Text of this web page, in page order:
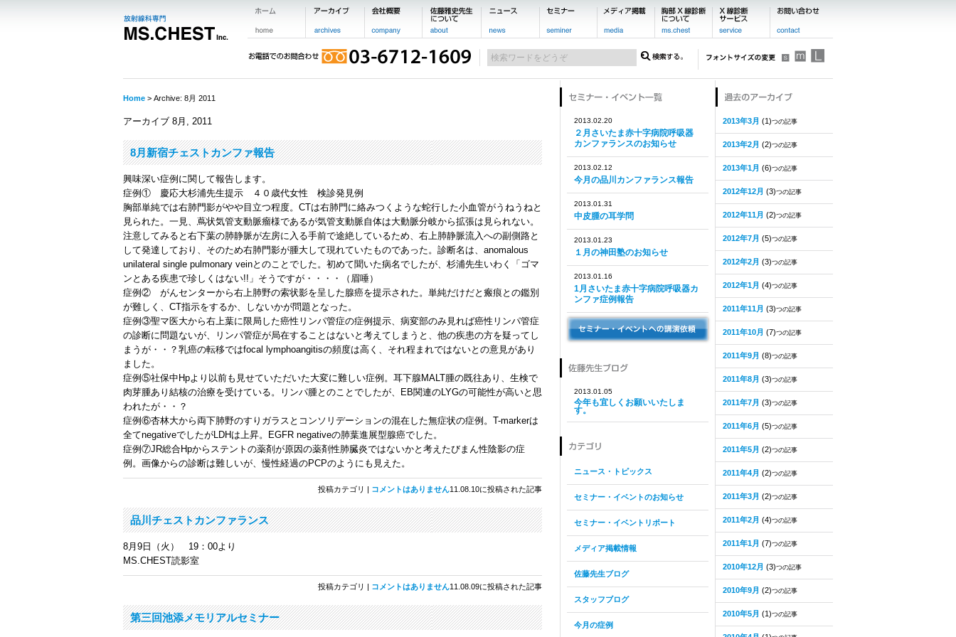
Home > Archive: 8月 2011
アーカイブ 8月, 2011
8月新宿チェストカンファ報告
興味深い症例に関して報告します。
症例① 慶応大杉浦先生提示 ４０歳代女性 検診発見例
胸部単純では右肺門影がやや目立つ程度。CTは右肺門に絡みつくような蛇行した小血管がうねうねと
見られた。一見、蔦状気管支動脈瘤様であるが気管支動脈自体は大動脈分岐から拡張は見られない。
注意してみると右下葉の肺静脈が左房に入る手前で途絶しているため、右上肺静脈流入への副側路と
して発達しており、そのため右肺門影が腫大して現れていたものであった。診断名は、 anomalous
unilateral single pulmonary veinとのことでした。初めて聞いた病名でしたが、杉浦先生いわく「ゴマ
ンとある疾患で珍しくはない!!」そうですが・・・・（眉唾）
症例② がんセンターから右上肺野の索状影を呈した腺癌を提示された。単純だけだと瘢痕との鑑別
が難しく、CT指示をするか、しないかが問題となった。
症例③聖マ医大から右上葉に限局した癌性リンパ管症の症例提示、病変部のみ見れば癌性リンパ管症
の診断に問題ないが、リンパ管症が局在することはないと考えてしまうと、他の疾患の方を疑ってし
まうが・・？乳癌の転移ではfocal lymphoangitisの頻度は高く、それ程まれではないとの意見があり
ました。
症例⑤社保中Hpより以前も見せていただいた大変に難しい症例。耳下腺MALT腫の既往あり、生検で
肉芽腫あり結核の治療を受けている。リンパ腫とのことでしたが、EB関連のLYGの可能性が高いと思
われたが・・？
症例⑥杏林大から両下肺野のすりガラスとコンソリデーションの混在した無症状の症例。T-markerは
全てnegativeでしたがLDHは上昇。EGFR negativeの肺葉進展型腺癌でした。
症例⑦JR総合Hpからステントの薬剤が原因の薬剤性肺臓炎ではないかと考えたびまん性陰影の症
例。画像からの診断は難しいが、慢性経過のPCPのようにも見えた。
投稿カテゴリ | コメントはありません11.08.10に投稿された記事
品川チェストカンファランス
8月9日（火） 19：00より
MS.CHEST読影室
投稿カテゴリ | コメントはありません11.08.09に投稿された記事
第三回池添メモリアルセミナー
2013.02.20
２月さいたま赤十字病院呼吸器
カンファランスのお知らせ
2013.02.12
今月の品川カンファランス報告
2013.01.31
中皮腫の耳学問
2013.01.23
１月の神田塾のお知らせ
2013.01.16
1月さいたま赤十字病院呼吸器カ
ンファ症例報告
2013.01.05
今年も宜しくお願いいたしま
す。
ニュース・トピックス
セミナー・イベントのお知らせ
セミナー・イベントリポート
メディア掲載情報
佐藤先生ブログ
スタッフブログ
今月の症例
2013年3月 (1)つの記事
2013年2月 (2)つの記事
2013年1月 (6)つの記事
2012年12月 (3)つの記事
2012年11月 (2)つの記事
2012年7月 (5)つの記事
2012年2月 (3)つの記事
2012年1月 (4)つの記事
2011年11月 (3)つの記事
2011年10月 (7)つの記事
2011年9月 (8)つの記事
2011年8月 (3)つの記事
2011年7月 (3)つの記事
2011年6月 (5)つの記事
2011年5月 (2)つの記事
2011年4月 (2)つの記事
2011年3月 (2)つの記事
2011年2月 (4)つの記事
2011年1月 (7)つの記事
2010年12月 (3)つの記事
2010年9月 (2)つの記事
2010年5月 (1)つの記事